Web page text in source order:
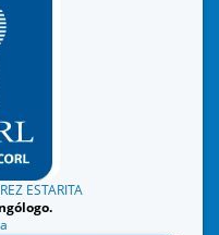
ESTARITA